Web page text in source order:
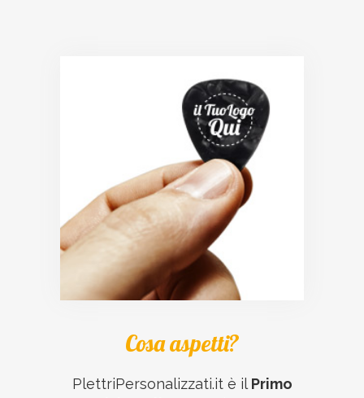
Cosa aspetti?
PlettriPersonalizzati.it è il Primo